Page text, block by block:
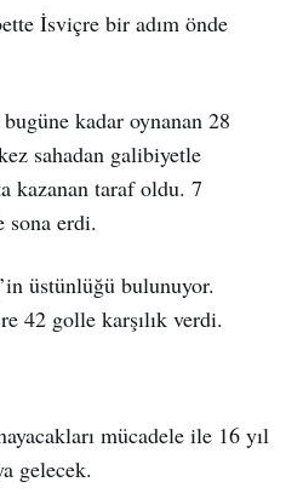
İsviçre bir adım önde
kadar oynanan 28
sahadan galibiyetle
kazanan taraf oldu. 7
sona erdi.
üstünlüğü bulunuyor.
42 golle karşılık verdi.
mücadele ile 16 yıl
gelecek.